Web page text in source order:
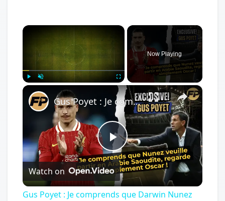
×
Fullscreen
Now Playing
×
Play
Video
Gus Poyet : Je comprends que Darwin Nunez veuille déménager en Arabie Saoudite - il suffit de regarder Oscar !
Watch on
Gus Poyet : Je comprends que Darwin Nunez